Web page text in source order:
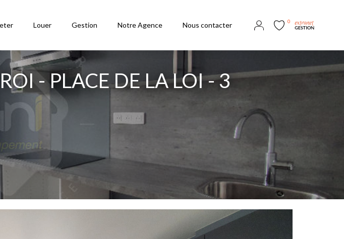
Louer Gestion Notre Agence Nous contacter 0
- PLACE DE LA LOI - 3